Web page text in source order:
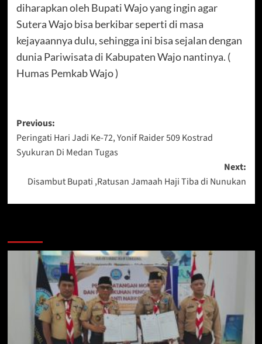
diharapkan oleh Bupati Wajo yang ingin agar
Sutera Wajo bisa berkibar seperti di masa
kejayaannya dulu, sehingga ini bisa sejalan dengan
dunia Pariwisata di Kabupaten Wajo nantinya. (
Humas Pemkab Wajo )
Post
navigation
Previous:
Peringati Hari Jadi Ke-72, Yonif Raider 509 Kostrad
Syukuran Di Medan Tugas
Next:
Disambut Bupati ,Ratusan Jamaah Haji Tiba di Nunukan